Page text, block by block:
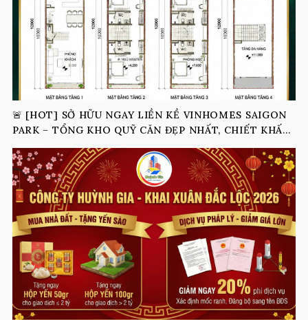
🚨 [HOT] SỞ HỮU NGAY LIỀN KỀ VINHOMES SAIGON
PARK – TỔNG KHO QUỸ CĂN ĐẸP NHẤT, CHIẾT KHẤU
KHỦNG ĐẾN 18% 🚨